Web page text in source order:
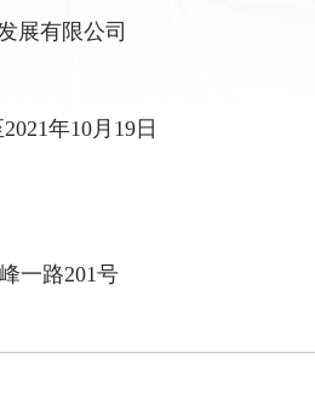
展有限公司
年10月19日
一路201号